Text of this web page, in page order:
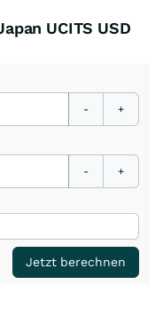
UCITS USD
- +
- +
Jetzt berechnen